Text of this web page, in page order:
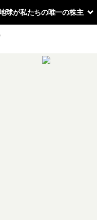
球が私たちの唯一の株主